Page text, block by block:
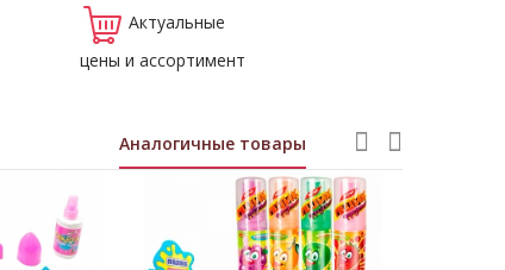
Актуальные
цены и ассортимент
Аналогичные товары